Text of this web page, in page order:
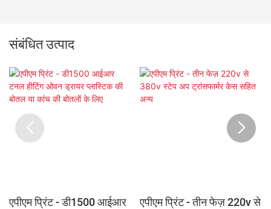
संबंधित उत्पाद
एपीएम प्रिंट - डी1500 आईआर एपीएम प्रिंट - तीन फेज़ 220v से